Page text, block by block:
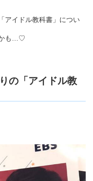
アイドル教科書」につい
かも…♡
の「アイドル教